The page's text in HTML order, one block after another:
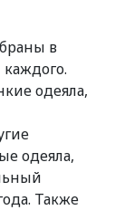
в
одеяла,
одеяла,
Также